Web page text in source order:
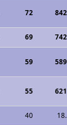
72
69
59
55
40